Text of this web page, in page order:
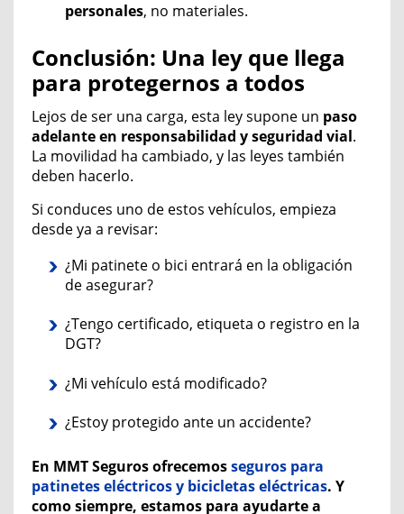
personales, no materiales.
Conclusión: Una ley que llega
para protegernos a todos
Lejos de ser una carga, esta ley supone un paso
adelante en responsabilidad y seguridad vial.
La movilidad ha cambiado, y las leyes también
deben hacerlo.
Si conduces uno de estos vehículos, empieza
desde ya a revisar:
¿Mi patinete o bici entrará en la obligación
de asegurar?
¿Tengo certificado, etiqueta o registro en la
DGT?
¿Mi vehículo está modificado?
¿Estoy protegido ante un accidente?
En MMT Seguros ofrecemosseguros para
patinetes eléctricos y bicicletas eléctricas. Y
como siempre, estamos para ayudarte a